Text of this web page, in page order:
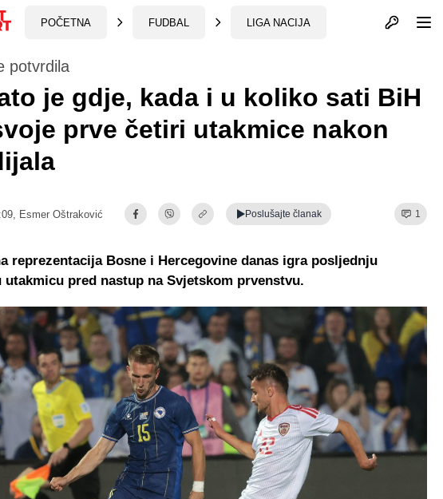
POČETNA FUDBAL LIGA NACIJA Otvori profil
potvrdila
je gdje, kada i u koliko sati BiH
prve četiri utakmice nakon
Esmer Oštraković Poslušajte članak 1
reprezentacija Bosne i Hercegovine danas igra posljednju
utakmicu pred nastup na Svjetskom prvenstvu.